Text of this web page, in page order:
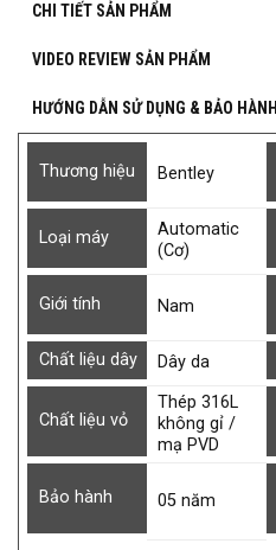
CHI TIẾT SẢN PHẨM
VIDEO REVIEW SẢN PHẨM
HƯỚNG DẪN SỬ DỤNG & BẢO HÀNH
Thương hiệu Bentley
Loại máy
Automatic
(Cơ)
Giới tính Nam
Chất liệu dây Dây da
Chất liệu vỏ
Thép 316L
không gỉ /
mạ PVD
Bảo hành 05 năm